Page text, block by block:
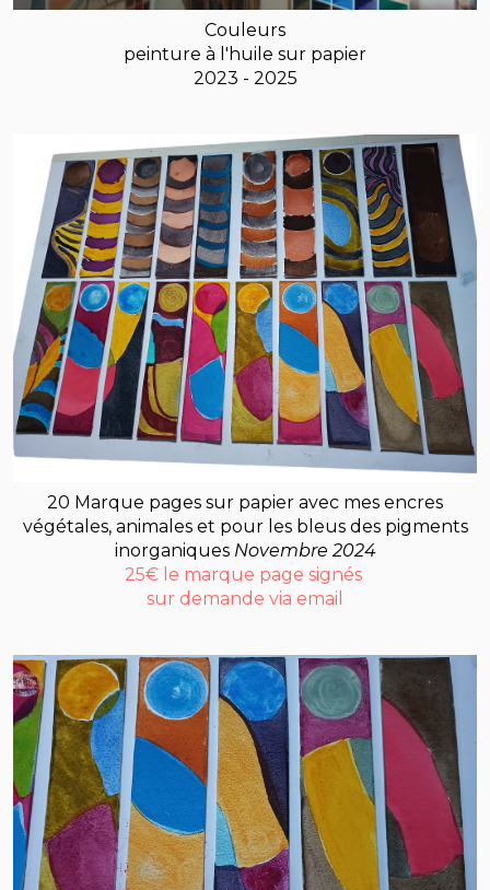
Couleurs
peinture à l'huile sur papier
2023 - 2025
20 Marque pages sur papier avec mes encres
végétales, animales et pour les bleus des pigments
inorganiques Novembre 2024
25€ le marque page signés
sur demande via email